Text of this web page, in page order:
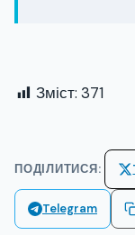
Зміст: 371
ПОДІЛИТИСЯ:
Telegram